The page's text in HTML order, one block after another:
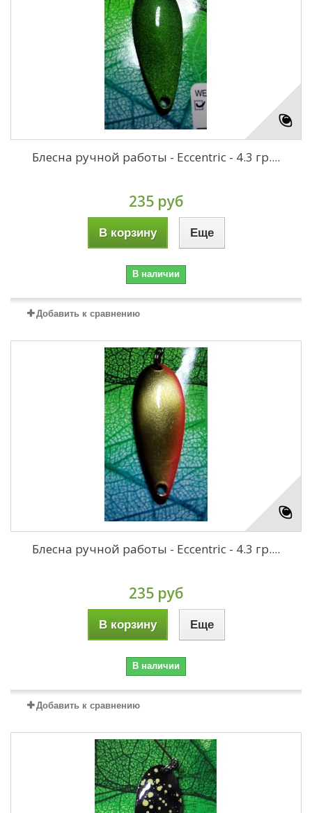
Блесна ручной работы - Eccentric - 4.3 гр....
235 руб
В корзину Еще
В наличии
Добавить к сравнению
Блесна ручной работы - Eccentric - 4.3 гр....
235 руб
В корзину Еще
В наличии
Добавить к сравнению